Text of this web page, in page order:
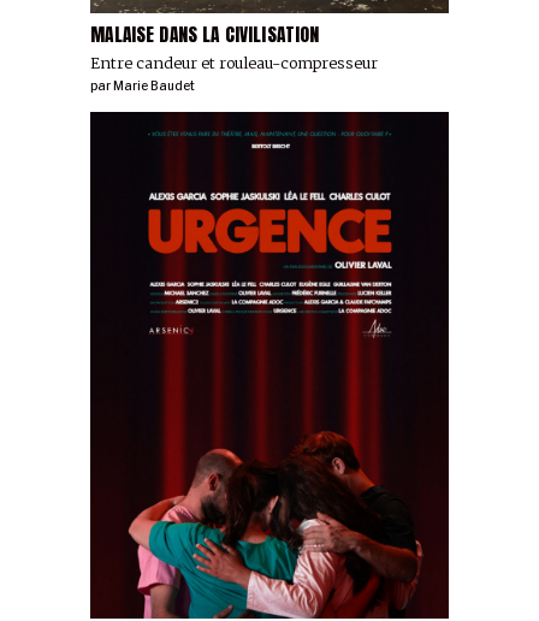
MALAISE DANS LA CIVILISATION
Entre candeur et rouleau-compresseur
parMarie Baudet